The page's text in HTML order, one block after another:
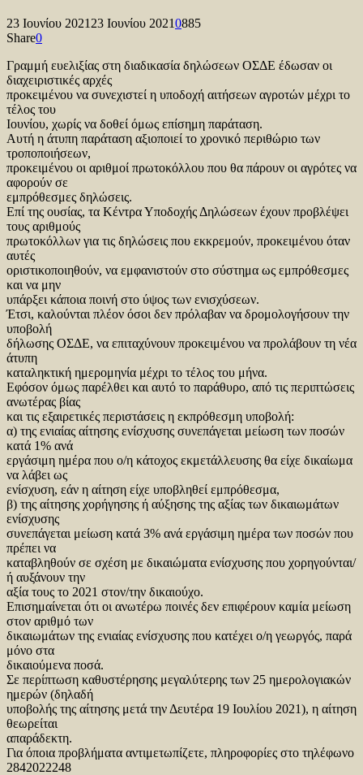
23 Ιουνίου 2021 23 Ιουνίου 20210885
Share0
Γραμμή ευελιξίας στη διαδικασία δηλώσεων ΟΣΔΕ έδωσαν οι
διαχειριστικές αρχές
προκειμένου να συνεχιστεί η υποδοχή αιτήσεων αγροτών μέχρι το
τέλος του
Ιουνίου, χωρίς να δοθεί όμως επίσημη παράταση.
Αυτή η άτυπη παράταση αξιοποιεί το χρονικό περιθώριο των
τροποποιήσεων,
προκειμένου οι αριθμοί πρωτοκόλλου που θα πάρουν οι αγρότες να
αφορούν σε
εμπρόθεσμες δηλώσεις.
Επί της ουσίας, τα Κέντρα Υποδοχής Δηλώσεων έχουν προβλέψει
τους αριθμούς
πρωτοκόλλων για τις δηλώσεις που εκκρεμούν, προκειμένου όταν
αυτές
οριστικοποιηθούν, να εμφανιστούν στο σύστημα ως εμπρόθεσμες
και να μην
υπάρξει κάποια ποινή στο ύψος των ενισχύσεων.
Έτσι, καλούνται πλέον όσοι δεν πρόλαβαν να δρομολογήσουν την
υποβολή
δήλωσης ΟΣΔΕ, να επιταχύνουν προκειμένου να προλάβουν τη νέα
άτυπη
καταληκτική ημερομηνία μέχρι το τέλος του μήνα.
Εφόσον όμως παρέλθει και αυτό το παράθυρο, από τις περιπτώσεις
ανωτέρας βίας
και τις εξαιρετικές περιστάσεις η εκπρόθεσμη υποβολή:
α) της ενιαίας αίτησης ενίσχυσης συνεπάγεται μείωση των ποσών
κατά 1% ανά
εργάσιμη ημέρα που ο/η κάτοχος εκμετάλλευσης θα είχε δικαίωμα
να λάβει ως
ενίσχυση, εάν η αίτηση είχε υποβληθεί εμπρόθεσμα,
β) της αίτησης χορήγησης ή αύξησης της αξίας των δικαιωμάτων
ενίσχυσης
συνεπάγεται μείωση κατά 3% ανά εργάσιμη ημέρα των ποσών που
πρέπει να
καταβληθούν σε σχέση με δικαιώματα ενίσχυσης που χορηγούνται/
ή αυξάνουν την
αξία τους το 2021 στον/την δικαιούχο.
Επισημαίνεται ότι οι ανωτέρω ποινές δεν επιφέρουν καμία μείωση
στον αριθμό των
δικαιωμάτων της ενιαίας ενίσχυσης που κατέχει ο/η γεωργός, παρά
μόνο στα
δικαιούμενα ποσά.
Σε περίπτωση καθυστέρησης μεγαλύτερης των 25 ημερολογιακών
ημερών (δηλαδή
υποβολής της αίτησης μετά την Δευτέρα 19 Ιουλίου 2021), η αίτηση
θεωρείται
απαράδεκτη.
Για όποια προβλήματα αντιμετωπίζετε, πληροφορίες στο τηλέφωνο
2842022248